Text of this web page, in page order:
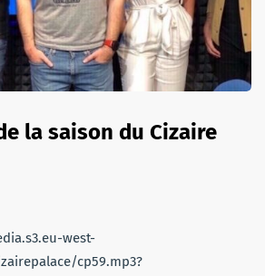
la saison du Cizaire
west-
cp59.mp3?